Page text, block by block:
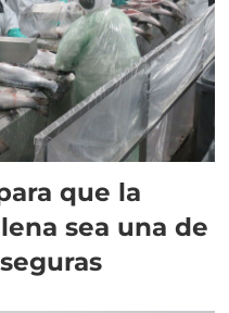
que la
sea una de